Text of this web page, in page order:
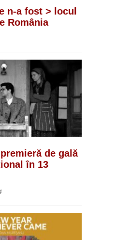
n-a fost > locul
România
de gală
în 13